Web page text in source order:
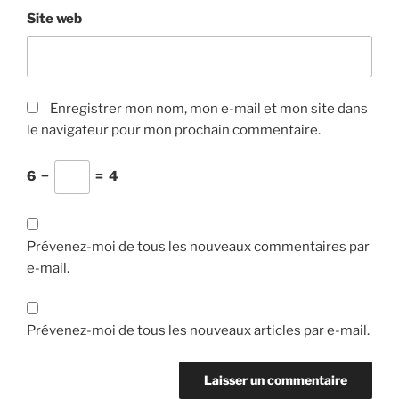
Site web
Enregistrer mon nom, mon e-mail et mon site dans
le navigateur pour mon prochain commentaire.
6 − = 4
Prévenez-moi de tous les nouveaux commentaires par
e-mail.
Prévenez-moi de tous les nouveaux articles par e-mail.